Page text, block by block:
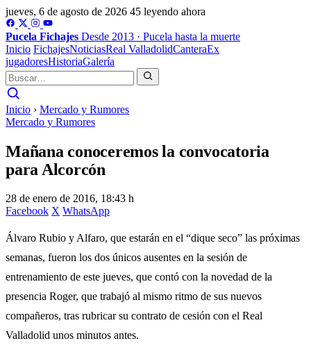
jueves, 6 de agosto de 2026 45 leyendo ahora
Pucela Fichajes Desde 2013 · Pucela hasta la muerte
Inicio FichajesNoticiasReal ValladolidCanteraEx
jugadoresHistoriaGalería
Inicio › Mercado y Rumores
Mercado y Rumores
Mañana conoceremos la convocatoria
para Alcorcón
28 de enero de 2016, 18:43 h
Facebook X WhatsApp
Álvaro Rubio y Alfaro, que estarán en el “dique seco” las próximas
semanas, fueron los dos únicos ausentes en la sesión de
entrenamiento de este jueves, que contó con la novedad de la
presencia Roger, que trabajó al mismo ritmo de sus nuevos
compañeros, tras rubricar su contrato de cesión con el Real
Valladolid unos minutos antes.